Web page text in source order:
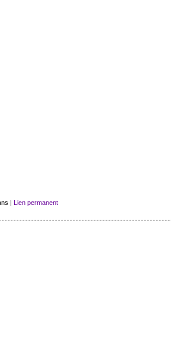
Lien permanent